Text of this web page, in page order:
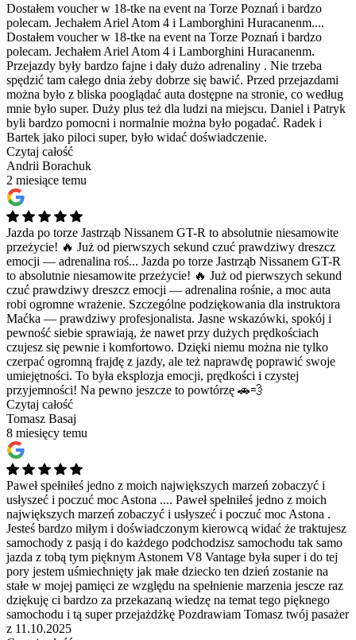
Dostałem voucher w 18-tke na event na Torze Poznań i bardzo
polecam. Jechałem Ariel Atom 4 i Lamborghini Huracanenm....
Dostałem voucher w 18-tke na event na Torze Poznań i bardzo
polecam. Jechałem Ariel Atom 4 i Lamborghini Huracanenm.
Przejazdy były bardzo fajne i dały dużo adrenaliny . Nie trzeba
spędzić tam całego dnia żeby dobrze się bawić. Przed przejazdami
można było z bliska pooglądać auta dostępne na stronie, co według
mnie było super. Duży plus też dla ludzi na miejscu. Daniel i Patryk
byli bardzo pomocni i normalnie można było pogadać. Radek i
Bartek jako piloci super, było widać doświadczenie.
Czytaj całość
Andrii Borachuk
2 miesiące temu
Jazda po torze Jastrząb Nissanem GT-R to absolutnie niesamowite
przeżycie! 🔥 Już od pierwszych sekund czuć prawdziwy dreszcz
emocji — adrenalina roś... Jazda po torze Jastrząb Nissanem GT-R
to absolutnie niesamowite przeżycie! 🔥 Już od pierwszych sekund
czuć prawdziwy dreszcz emocji — adrenalina rośnie, a moc auta
robi ogromne wrażenie. Szczególne podziękowania dla instruktora
Maćka — prawdziwy profesjonalista. Jasne wskazówki, spokój i
pewność siebie sprawiają, że nawet przy dużych prędkościach
czujesz się pewnie i komfortowo. Dzięki niemu można nie tylko
czerpać ogromną frajdę z jazdy, ale też naprawdę poprawić swoje
umiejętności. To była eksplozja emocji, prędkości i czystej
przyjemności! Na pewno jeszcze to powtórzę 🚗💨
Czytaj całość
Tomasz Basaj
8 miesięcy temu
Paweł spełniłeś jedno z moich największych marzeń zobaczyć i
usłyszeć i poczuć moc Astona .... Paweł spełniłeś jedno z moich
największych marzeń zobaczyć i usłyszeć i poczuć moc Astona .
Jesteś bardzo miłym i doświadczonym kierowcą widać że traktujesz
samochody z pasją i do każdego podchodzisz samochodu tak samo
jazda z tobą tym pięknym Astonem V8 Vantage była super i do tej
pory jestem uśmiechnięty jak małe dziecko ten dzień zostanie na
stałe w mojej pamięci ze względu na spełnienie marzenia jescze raz
dziękuję ci bardzo za przekazaną wiedzę na temat tego pięknego
samochodu i tą super przejażdżkę Pozdrawiam Tomasz twój pasażer
z 11.10.2025